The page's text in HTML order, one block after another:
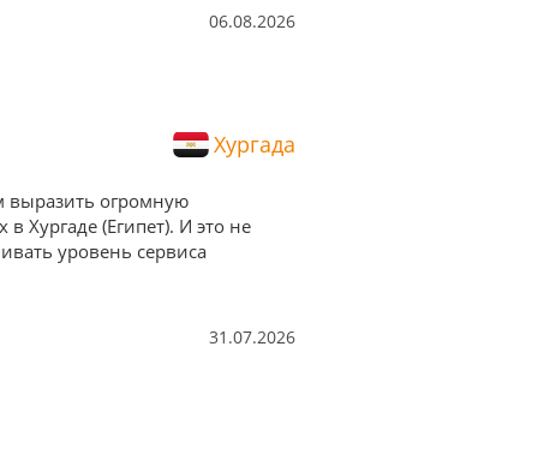
06.08.2026
Хургада
выразить огромную
Хургаде (Египет). И это не
уровень сервиса
31.07.2026